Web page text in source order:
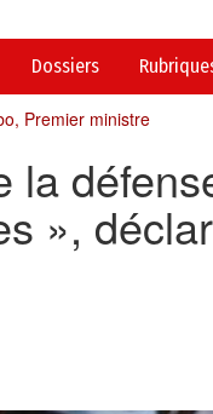
Dossiers
Premier ministre
la
»,